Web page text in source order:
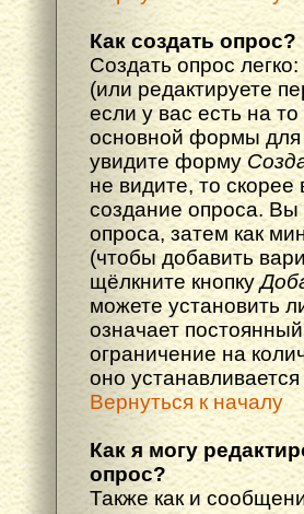
Как создать опрос?
Создать опрос
(или редактируете
если у вас есть на
основной формы
увидите форму
не видите, то скорее
создание опроса.
опроса, затем как
(чтобы добавить
щёлкните кнопку
можете установить
означает
ограничение на
оно
Вернуться к началу
Как я могу
опрос?
Также как и